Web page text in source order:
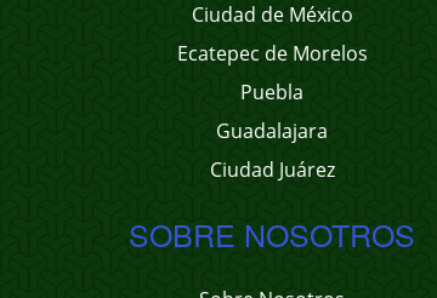
Ciudad de México
Ecatepec de Morelos
Puebla
Guadalajara
Ciudad Juárez
SOBRE NOSOTROS